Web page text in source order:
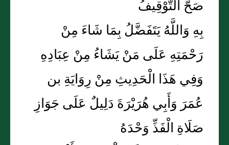
صَحَّ التَّوْقِيفُ
بِهِ وَاللَّهُ يَتَفَضَّلُ بِمَا شَاءَ مِنْ
رَحْمَتِهِ عَلَى مَنْ يَشَاءُ مِنْ عِبَادِهِ
وَفِي هَذَا الْحَدِيثِ مِنْ رِوَايَةِ بن
عُمَرَ وَأَبِي هُرَيْرَةَ دَلِيلٌ عَلَى جَوَازِ
صَلَاةِ الْفَذِّ وَحْدَهُ